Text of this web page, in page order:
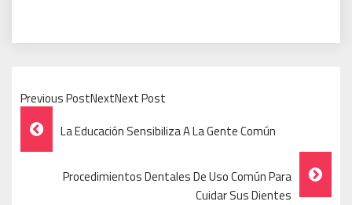
Previous PostNextNext Post
Post
Navigation
La Educación Sensibiliza A La Gente Común
Procedimientos Dentales De Uso Común Para
Cuidar Sus Dientes